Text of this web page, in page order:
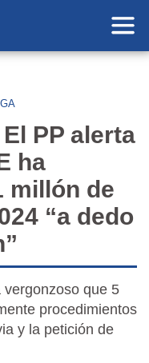
PP alerta
ha
millón de
“a dedo
vergonzoso que 5
procedimientos
y la petición de